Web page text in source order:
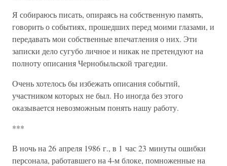
Я собираюсь писать, опираясь на собственную память,
говорить о событиях, прошедших перед моими глазами, и
передавать мои собственные впечатления о них. Эти
записки дело сугубо личное и никак не претендуют на
полноту описания Чернобыльской трагедии.
Очень хотелось бы избежать описания событий,
участником которых не был. Но иногда без этого
оказывается невозможным понять нашу работу.
***
В ночь на 26 апреля 1986 г., в 1 час 23 минуты ошибки
персонала, работавшего на 4-м блоке, помноженные на